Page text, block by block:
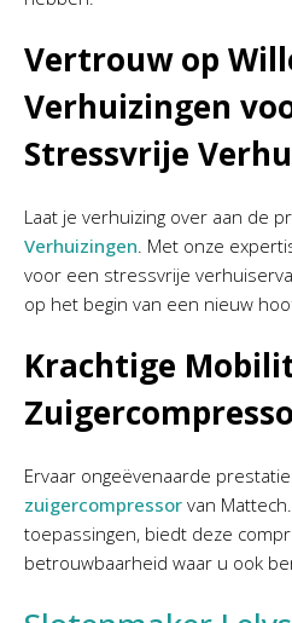
Vertrouw op
Verhuizingen
Stressvrije
Laat je verhuizing over aan de
Verhuizingen. Met onze
voor een stressvrije
op het begin van een nieuw
Krachtige
Ervaar ongeëvenaarde
zuigercompressor van
toepassingen, biedt deze
betrouwbaarheid waar u ook